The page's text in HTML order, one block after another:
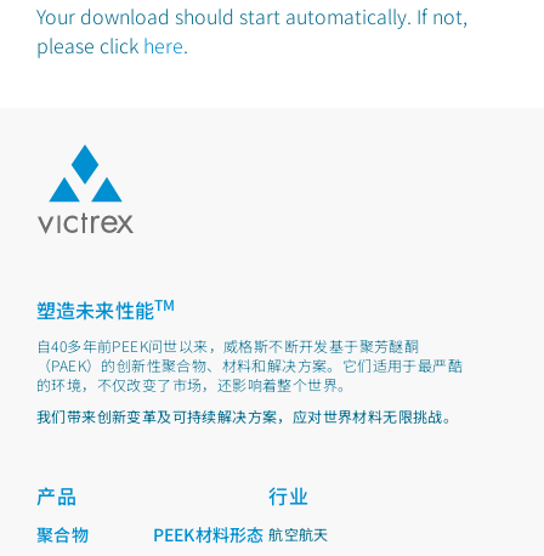
Your download should start automatically. If not,
please click here.
塑造未来性能TM
自40多年前PEEK问世以来，威格斯不断开发基于聚芳醚酮
（PAEK）的创新性聚合物、材料和解决方案。它们适用于最严酷
的环境，不仅改变了市场，还影响着整个世界。
我们带来创新变革及可持续解决方案，应对世界材料无限挑战。
产品
聚合物 PEEK材料形态
行业
航空航天